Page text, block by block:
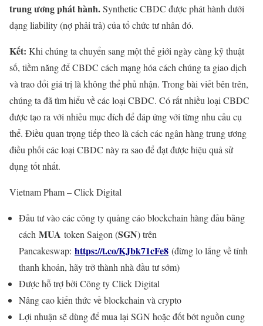
trung ương phát hành.Synthetic CBDC được phát hành dưới
dạng liability (nợ phải trả) của tổ chức tư nhân đó.
Kết: Khi chúng ta chuyển sang một thế giới ngày càng kỹ thuật
số, tiềm năng để CBDC cách mạng hóa cách chúng ta giao dịch
và trao đổi giá trị là không thể phủ nhận. Trong bài viết bên trên,
chúng ta đã tìm hiểu về các loại CBDC. Có rất nhiều loại CBDC
được tạo ra với nhiều mục đích để đáp ứng với từng nhu cầu cụ
thể. Điều quan trọng tiếp theo là cách các ngân hàng trung ương
điều phối các loại CBDC này ra sao để đạt được hiệu quả sử
dụng tốt nhất.
Vietnam Pham – Click Digital
Đầu tư vào các công ty quảng cáo blockchain hàng đầu bằng
cách MUA token Saigon (SGN) trên
Pancakeswap: https://t.co/KJbk71cFe8 (đừng lo lắng về tính
thanh khoản, hãy trở thành nhà đầu tư sớm)
Được hỗ trợ bởi Công ty Click Digital
Nâng cao kiến thức về blockchain và crypto
Lợi nhuận sẽ dùng để mua lại SGN hoặc đốt bớt nguồn cung